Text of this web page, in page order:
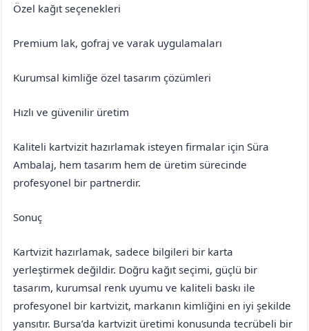
Özel kağıt seçenekleri
Premium lak, gofraj ve varak uygulamaları
Kurumsal kimliğe özel tasarım çözümleri
Hızlı ve güvenilir üretim
Kaliteli kartvizit hazırlamak isteyen firmalar için Süra
Ambalaj, hem tasarım hem de üretim sürecinde
profesyonel bir partnerdir.
Sonuç
Kartvizit hazırlamak, sadece bilgileri bir karta
yerleştirmek değildir. Doğru kağıt seçimi, güçlü bir
tasarım, kurumsal renk uyumu ve kaliteli baskı ile
profesyonel bir kartvizit, markanın kimliğini en iyi şekilde
yansıtır. Bursa’da kartvizit üretimi konusunda tecrübeli bir